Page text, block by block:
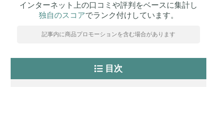
インターネット上の口コミや評判をベースに集計し
独自のスコアでランク付けしています。
記事内に商品プロモーションを含む場合があります
目次